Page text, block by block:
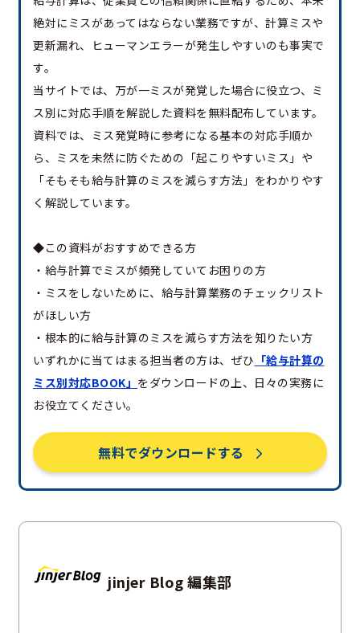
絶対にミスがあってはならない業務ですが、計算ミスや
更新漏れ、ヒューマンエラーが発生しやすいのも事実で
す。
当サイトでは、万が一ミスが発覚した場合に役立つ、ミ
ス別に対応手順を解説した資料を無料配布しています。
資料では、ミス発覚時に参考になる基本の対応手順か
ら、ミスを未然に防ぐための「起こりやすいミス」や
「そもそも給与計算のミスを減らす方法」をわかりやす
く解説しています。
◆この資料がおすすめできる方
・給与計算でミスが頻発していてお困りの方
・ミスをしないために、給与計算業務のチェックリスト
がほしい方
・根本的に給与計算のミスを減らす方法を知りたい方
いずれかに当てはまる担当者の方は、ぜひ 「給与計算の
ミス別対応BOOK」 をダウンロードの上、日々の実務に
お役立てください。
無料でダウンロードする
jinjer Blog 編集部